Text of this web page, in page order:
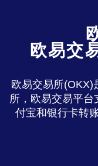
欧易交
欧易交易所(OKX)
所，欧易交易平台
付宝和银行卡转